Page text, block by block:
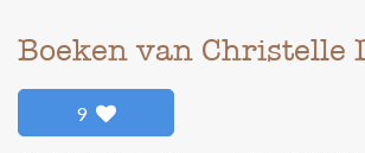
Boeken van Christelle
9